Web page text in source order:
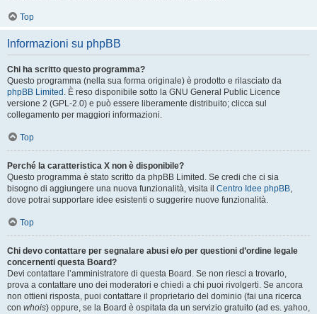
Top
Informazioni su phpBB
Chi ha scritto questo programma?
Questo programma (nella sua forma originale) è prodotto e rilasciato da
phpBB Limited . È reso disponibile sotto la GNU General Public Licence
versione 2 (GPL-2.0) e può essere liberamente distribuito; clicca sul
collegamento per maggiori informazioni.
Top
Perché la caratteristica X non è disponibile?
Questo programma è stato scritto da phpBB Limited. Se credi che ci sia
bisogno di aggiungere una nuova funzionalità, visita il Centro Idee phpBB,
dove potrai supportare idee esistenti o suggerire nuove funzionalità.
Top
Chi devo contattare per segnalare abusi e/o per questioni d’ordine legale
concernenti questa Board?
Devi contattare l’amministratore di questa Board. Se non riesci a trovarlo,
prova a contattare uno dei moderatori e chiedi a chi puoi rivolgerti. Se ancora
non ottieni risposta, puoi contattare il proprietario del dominio (fai una ricerca
con whois) oppure, se la Board è ospitata da un servizio gratuito (ad es. yahoo,